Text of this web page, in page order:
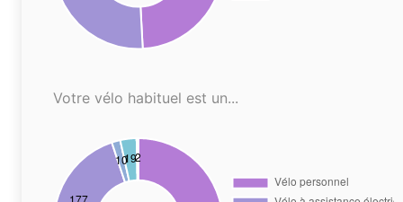
Votre vélo habituel est un...